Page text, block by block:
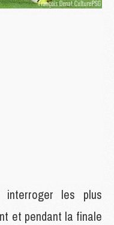
les plus
et pendant la finale